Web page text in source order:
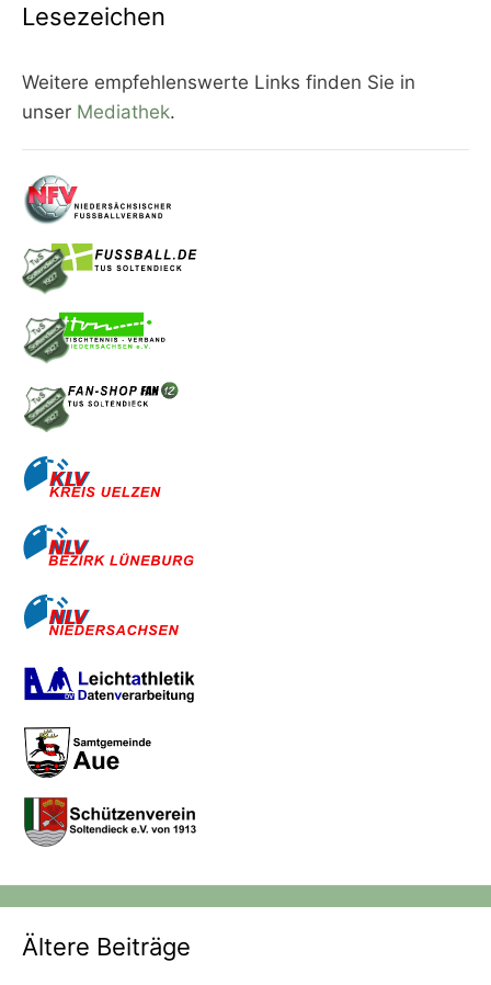
Lesezeichen
Weitere empfehlenswerte Links finden Sie in
unser Mediathek.
Ältere Beiträge